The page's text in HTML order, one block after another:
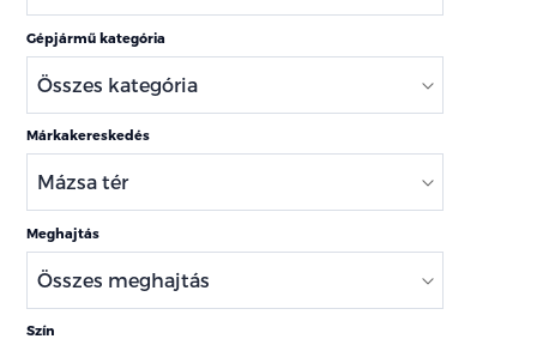
Gépjármű kategória
Márkakereskedés
Meghajtás
Szín